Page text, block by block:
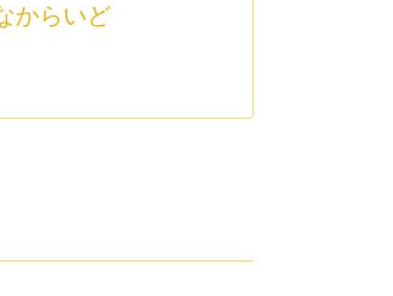
からいど